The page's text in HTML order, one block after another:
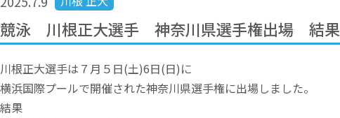
競泳 川根正大選手 神奈川県選手権出場 結果
川根正大選手は７月５日(土)6日(日)に
横浜国際プールで開催された神奈川県選手権に出場しました。
結果